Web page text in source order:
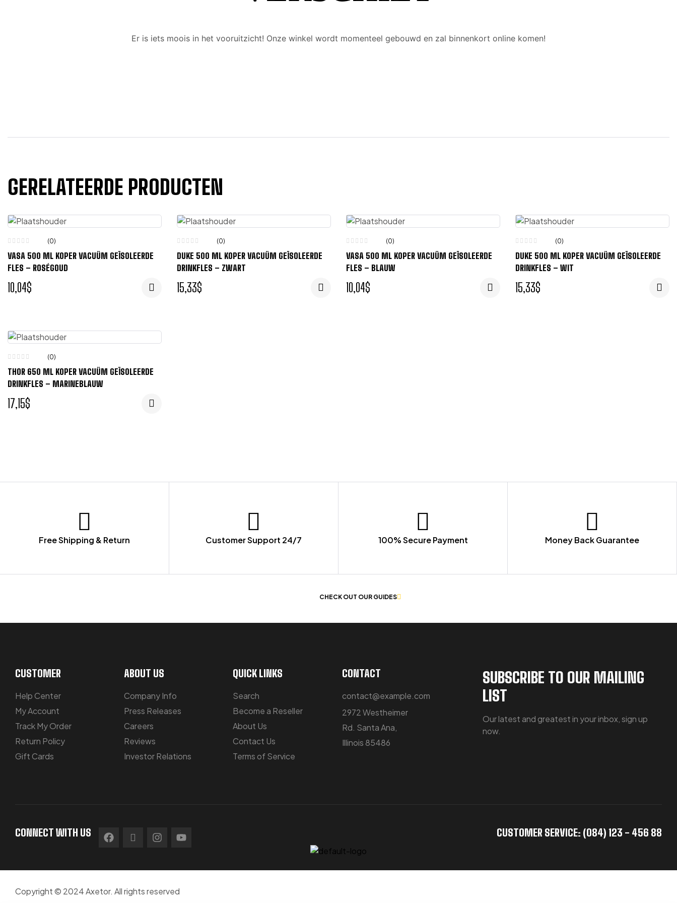
Er is iets moois in het vooruitzicht! Onze winkel wordt momenteel gebouwd en zal binnenkort online komen!
GERELATEERDE PRODUCTEN
(0)
VASA 500 ML KOPER VACUÜM GEÏSOLEERDE
FLES – ROSÉGOUD
10,04$
(0)
DUKE 500 ML KOPER VACUÜM GEÏSOLEERDE
DRINKFLES – ZWART
15,33$
(0)
VASA 500 ML KOPER VACUÜM GEÏSOLEERDE
FLES – BLAUW
10,04$
(0)
DUKE 500 ML KOPER VACUÜM GEÏSOLEERDE
DRINKFLES – WIT
15,33$
(0)
THOR 650 ML KOPER VACUÜM GEÏSOLEERDE
DRINKFLES – MARINEBLAUW
17,15$
Free Shipping & Return Customer Support 24/7 100% Secure Payment Money Back Guarantee
CHECK OUT OUR GUIDES
CUSTOMER
Help Center
My Account
Track My Order
Return Policy
Gift Cards
ABOUT US
Company Info
Press Releases
Careers
Reviews
Investor Relations
QUICK LINKS
Search
Become a Reseller
About Us
Contact Us
Terms of Service
CONTACT
contact@example.com
2972 Westheimer
Rd. Santa Ana,
Illinois 85486
SUBSCRIBE TO OUR MAILING
LIST
Our latest and greatest in your inbox, sign up
now.
CONNECT WITH US CUSTOMER SERVICE: (084) 123 - 456 88
Copyright © 2024 Axetor. All rights reserved